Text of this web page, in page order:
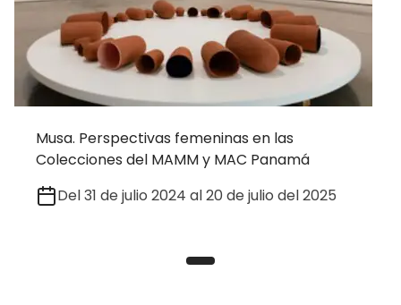
Musa. Perspectivas femeninas en las
Colecciones del MAMM y MAC Panamá
Del 31 de julio 2024 al 20 de julio del 2025